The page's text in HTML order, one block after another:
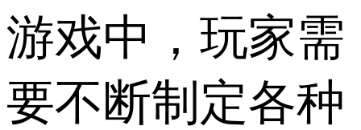
游戏中，玩家需
要不断制定各种